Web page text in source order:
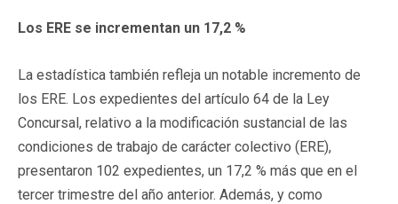
Los ERE se incrementan un 17,2 %
La estadística también refleja un notable incremento de
los ERE. Los expedientes del artículo 64 de la Ley
Concursal, relativo a la modificación sustancial de las
condiciones de trabajo de carácter colectivo (ERE),
presentaron 102 expedientes, un 17,2 % más que en el
tercer trimestre del año anterior. Además, y como